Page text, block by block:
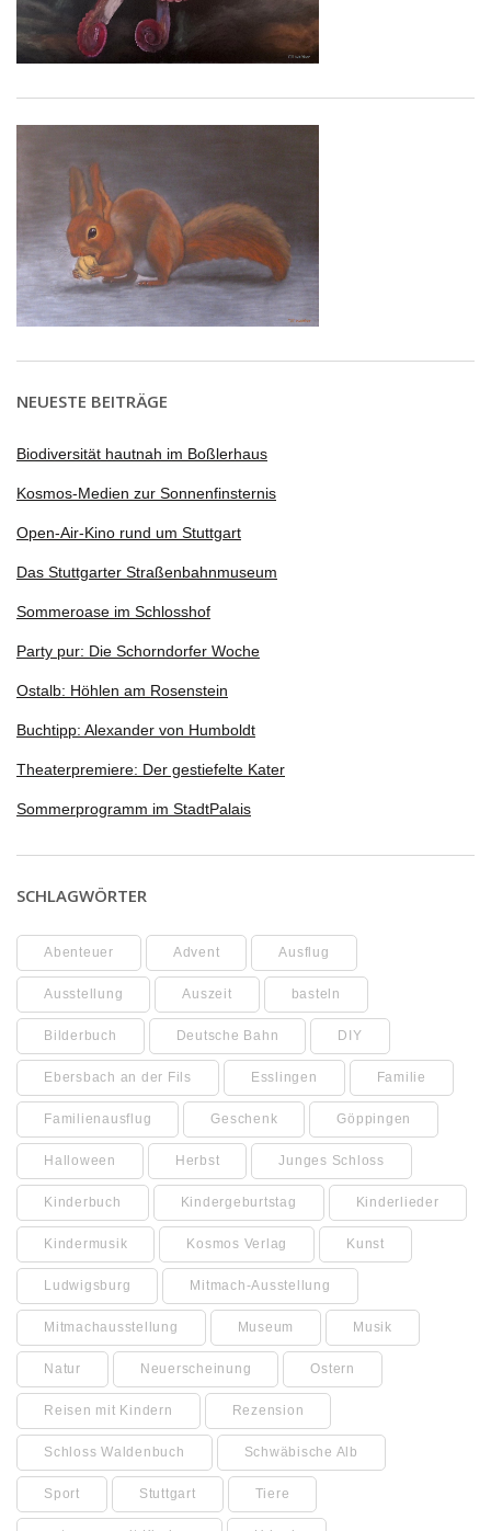
NEUESTE BEITRÄGE
Biodiversität hautnah im Boßlerhaus
Kosmos-Medien zur Sonnenfinsternis
Open-Air-Kino rund um Stuttgart
Das Stuttgarter Straßenbahnmuseum
Sommeroase im Schlosshof
Party pur: Die Schorndorfer Woche
Ostalb: Höhlen am Rosenstein
Buchtipp: Alexander von Humboldt
Theaterpremiere: Der gestiefelte Kater
Sommerprogramm im StadtPalais
SCHLAGWÖRTER
Abenteuer Advent Ausflug
Ausstellung Auszeit basteln
Bilderbuch Deutsche Bahn DIY
Ebersbach an der Fils Esslingen Familie
Familienausflug Geschenk Göppingen
Halloween Herbst Junges Schloss
Kinderbuch Kindergeburtstag Kinderlieder
Kindermusik Kosmos Verlag Kunst
Ludwigsburg Mitmach-Ausstellung
Mitmachausstellung Museum Musik
Natur Neuerscheinung Ostern
Reisen mit Kindern Rezension
Schloss Waldenbuch Schwäbische Alb
Sport Stuttgart Tiere